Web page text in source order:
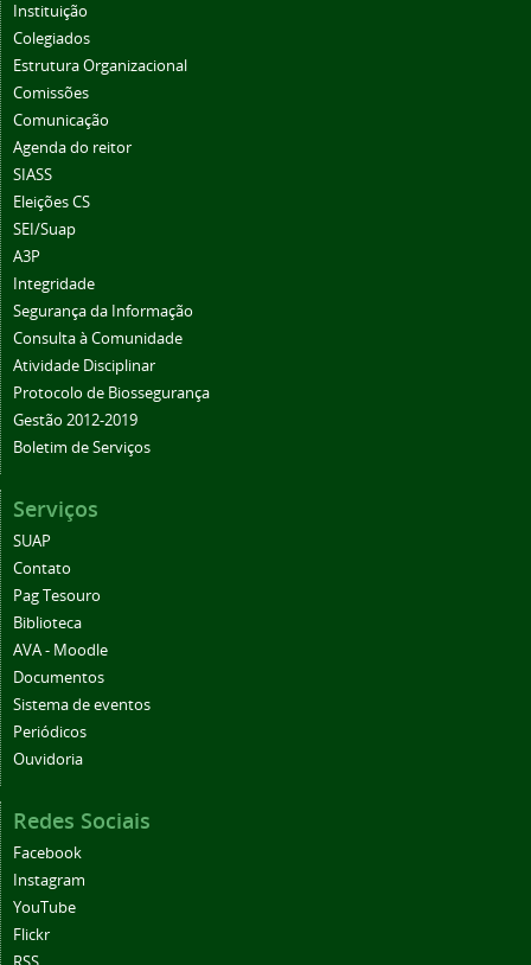
Instituição
Colegiados
Estrutura Organizacional
Comissões
Comunicação
Agenda do reitor
SIASS
Eleições CS
SEI/Suap
A3P
Integridade
Segurança da Informação
Consulta à Comunidade
Atividade Disciplinar
Protocolo de Biossegurança
Gestão 2012-2019
Boletim de Serviços
Serviços
SUAP
Contato
Pag Tesouro
Biblioteca
AVA - Moodle
Documentos
Sistema de eventos
Periódicos
Ouvidoria
Redes Sociais
Facebook
Instagram
YouTube
Flickr